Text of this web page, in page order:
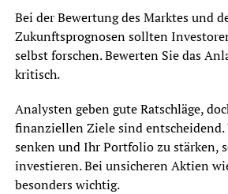
Bei der Bewertung des Marktes und
Zukunftsprognosen sollten
selbst forschen. Bewerten Sie das
kritisch.
Analysten geben gute Ratschläge,
finanziellen Ziele sind entscheidend.
senken und Ihr Portfolio zu stärken,
investieren. Bei unsicheren Aktien
besonders wichtig.